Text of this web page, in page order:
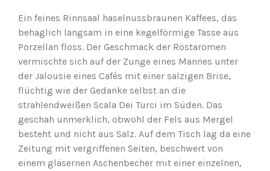
Ein feines Rinnsaal haselnussbraunen Kaffees, das
behaglich langsam in eine kegelförmige Tasse aus
Porzellan floss. Der Geschmack der Röstaromen
vermischte sich auf der Zunge eines Mannes unter
der Jalousie eines Cafés mit einer salzigen Brise,
flüchtig wie der Gedanke selbst an die
strahlendweißen Scala Dei Turci im Süden. Das
geschah unmerklich, obwohl der Fels aus Mergel
besteht und nicht aus Salz. Auf dem Tisch lag da eine
Zeitung mit vergriffenen Seiten, beschwert von
einem gläsernen Aschenbecher mit einer einzelnen,